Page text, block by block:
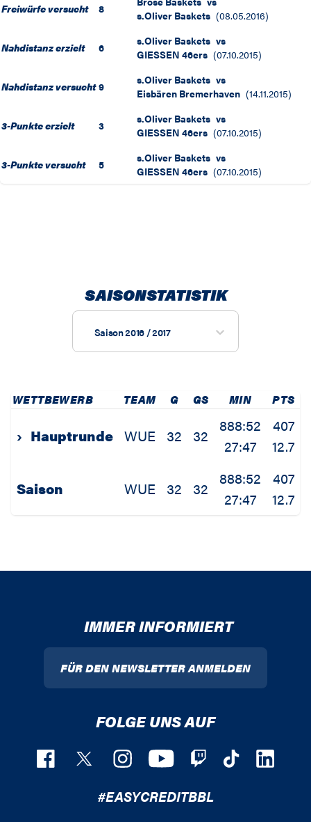
Freiwürfe versucht 8
s.Oliver Baskets (08.05.2016)
Nahdistanz erzielt 6 s.Oliver Baskets vs
GIESSEN 46ers (07.10.2015)
Nahdistanz versucht 9 s.Oliver Baskets vs
Eisbären Bremerhaven (14.11.2015)
3-Punkte erzielt 3 s.Oliver Baskets vs
GIESSEN 46ers (07.10.2015)
3-Punkte versucht 5 s.Oliver Baskets vs
GIESSEN 46ers (07.10.2015)
SAISONSTATISTIK
Saison 2016 / 2017
WETTBEWERB TEAM G GS MIN PTS
› Hauptrunde WUE 32 32
888:52
27:47
407
12.7
Saison WUE 32 32
888:52
27:47
407
12.7
IMMER INFORMIERT
FÜR DEN NEWSLETTER ANMELDEN
FOLGE UNS AUF
#EASYCREDITBBL